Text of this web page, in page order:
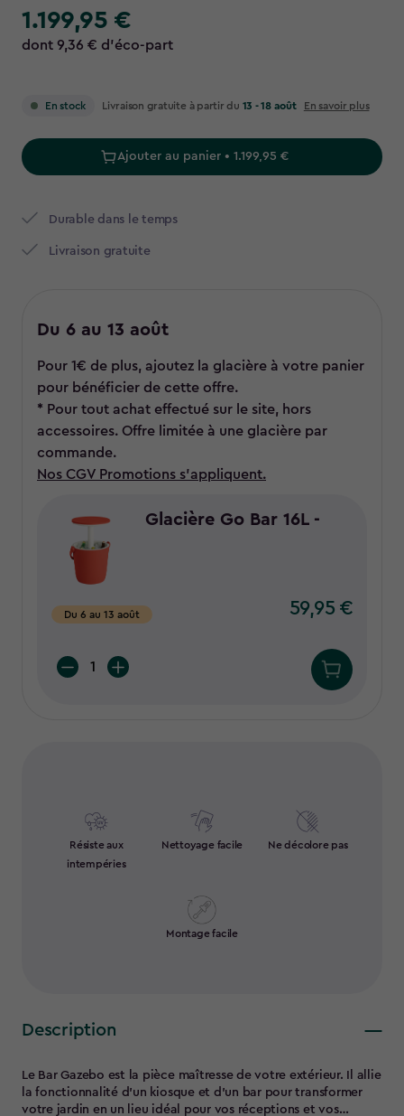
1.199,95
€
1.199,95 €
dont 9,36 € d’éco-part
En stock Livraison gratuite à partir du 13 - 18 août En savoir plus
Ajouter au panier • 1.199,95 €
Durable dans le temps
Livraison gratuite
Du 6 au 13 août
Pour 1€ de plus, ajoutez la glacière à votre panier
pour bénéficier de cette offre.
* Pour tout achat effectué sur le site, hors
accessoires. Offre limitée à une glacière par
commande.
Nos CGV Promotions s'appliquent.
Glacière Go Bar 16L -
Du 6 au 13 août
59,95
59,95 €
Quantity:
Résiste aux
intempéries
Nettoyage facile Ne décolore pas
Montage facile
Description
Le Bar Gazebo est la pièce maîtresse de votre extérieur. Il allie
la fonctionnalité d'un kiosque et d'un bar pour transformer
votre jardin en un lieu idéal pour vos réceptions et vos